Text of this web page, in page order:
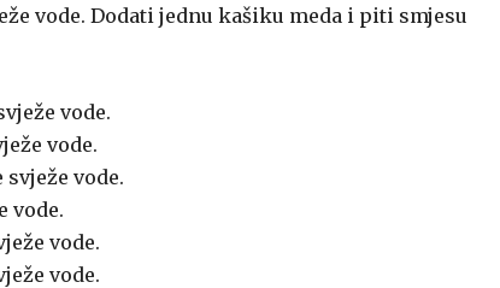
vode. Dodati jednu kašiku meda i piti smjesu
vode.
vode.
vode.
vode.
vode.
vode.